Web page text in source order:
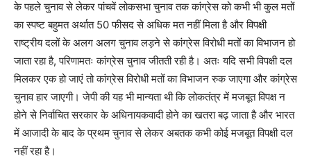
के पहले चुनाव से लेकर पांचवें लोकसभा चुनाव तक कांग्रेस को कभी भी कुल मतों
का स्पष्ट बहुमत अर्थात 50 फीसद से अधिक मत नहीं मिला है और विपक्षी
राष्ट्रीय दलों के अलग अलग चुनाव लड़ने से कांग्रेस विरोधी मतों का विभाजन हो
जाता रहा है, परिणामतः कांग्रेस चुनाव जीतती रही है। अतः यदि सभी विपक्षी दल
मिलकर एक हो जाएं तो कांग्रेस विरोधी मतों का विभाजन रुक जाएगा और कांग्रेस
चुनाव हार जाएगी। जेपी की यह भी मान्यता थी कि लोकतंत्र में मजबूत विपक्ष न
होने से निर्वाचित सरकार के अधिनायकवादी होने का खतरा बढ़ जाता है और भारत
में आजादी के बाद के प्रथम चुनाव से लेकर अबतक कभी कोई मजबूत विपक्षी दल
नहीं रहा है।